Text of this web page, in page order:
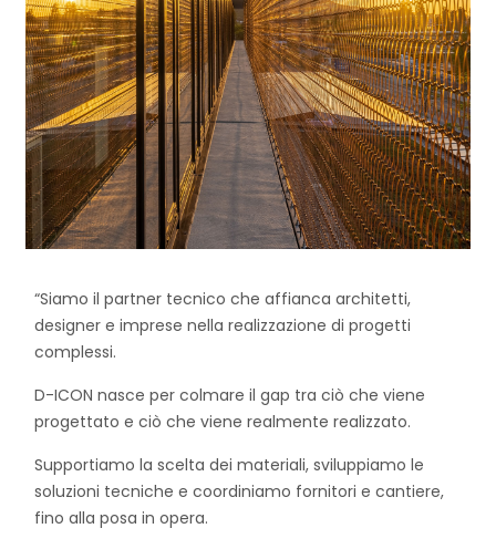
“Siamo il partner tecnico che affianca architetti,
designer e imprese nella realizzazione di progetti
complessi.
D-ICON nasce per colmare il gap tra ciò che viene
progettato e ciò che viene realmente realizzato.
Supportiamo la scelta dei materiali, sviluppiamo le
soluzioni tecniche e coordiniamo fornitori e cantiere,
fino alla posa in opera.